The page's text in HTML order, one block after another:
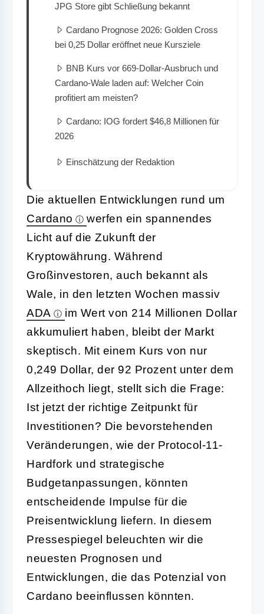
JPG Store gibt Schließung bekannt
Cardano Prognose 2026: Golden Cross
bei 0,25 Dollar eröffnet neue Kursziele
BNB Kurs vor 669-Dollar-Ausbruch und
Cardano-Wale laden auf: Welcher Coin
profitiert am meisten?
Cardano: IOG fordert $46,8 Millionen für
2026
Einschätzung der Redaktion
Die aktuellen Entwicklungen rund um
Cardano
werfen ein spannendes
Licht auf die Zukunft der
Kryptowährung. Während
Großinvestoren, auch bekannt als
Wale, in den letzten Wochen massiv
ADA
im Wert von 214 Millionen Dollar
akkumuliert haben, bleibt der Markt
skeptisch. Mit einem Kurs von nur
0,249 Dollar, der 92 Prozent unter dem
Allzeithoch liegt, stellt sich die Frage:
Ist jetzt der richtige Zeitpunkt für
Investitionen? Die bevorstehenden
Veränderungen, wie der Protocol-11-
Hardfork und strategische
Budgetanpassungen, könnten
entscheidende Impulse für die
Preisentwicklung liefern. In diesem
Pressespiegel beleuchten wir die
neuesten Prognosen und
Entwicklungen, die das Potenzial von
Cardano beeinflussen könnten.